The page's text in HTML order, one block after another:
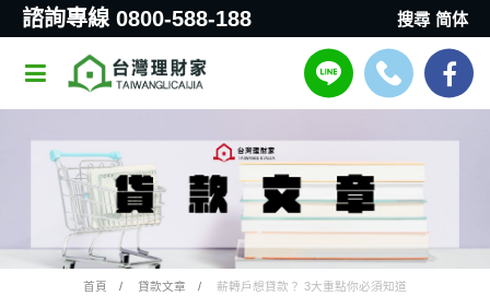
諮詢專線 0800-588-188 搜尋 简体
首頁 貸款文章 薪轉戶想貸款？ 3大重點你必須知道